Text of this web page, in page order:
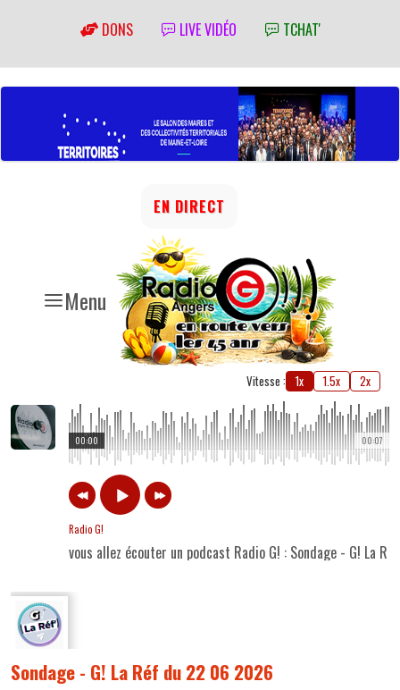
DONS LIVE VIDÉO TCHAT'
Menu
EN DIRECT
Vitesse : 1x 1.5x 2x
00:07
00:00
Radio G!
vous allez écouter un podcast Radio G! : Sondage - G! La
Sondage - G! La Réf du 22 06 2026